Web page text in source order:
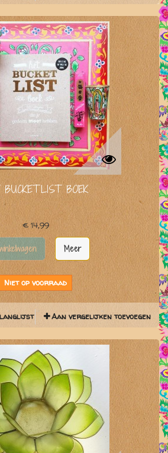
BUCKETLIST BOEK
€ 14,99
Meer
Niet op voorraad
Aan vergelijken toevoegen